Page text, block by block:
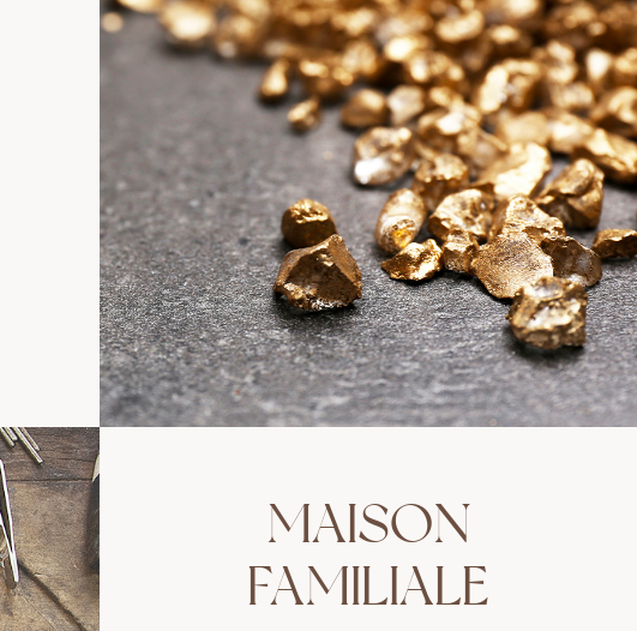
MAISON
FAMILIALE